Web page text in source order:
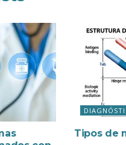
Tipos de